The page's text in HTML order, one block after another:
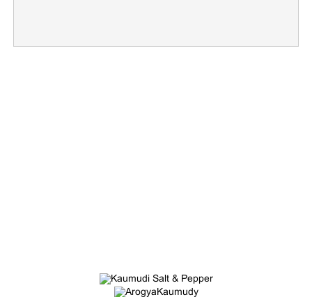
Share this link